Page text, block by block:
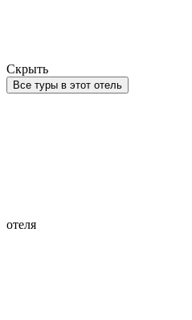
Скрыть
Все туры в этот отель
отеля